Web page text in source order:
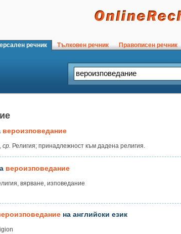
речник Тълковен речник Правописен речник
вероизповедание
ср. Религия; принадлежност към дадена религия.
вероизповедание
вярване, изповедание
на английски език